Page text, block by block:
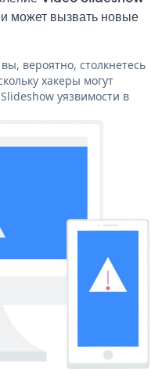
может вызвать новые
вероятно, столкнетесь
хакеры могут
уязвимости в